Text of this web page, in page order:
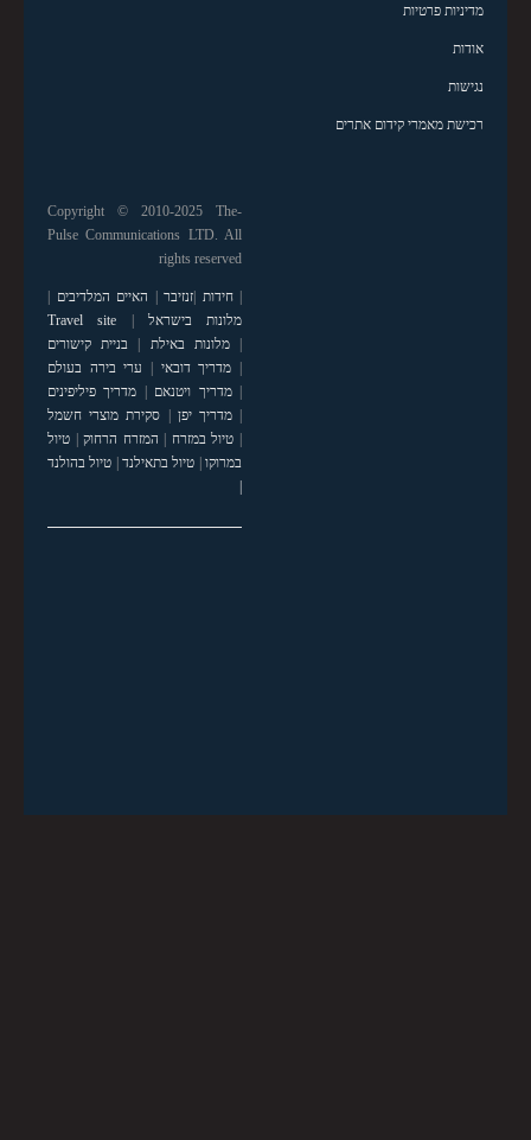
מדיניות פרטיות
אודות
נגישות
רכישת מאמרי קידום אתרים
Copyright © 2010-2025 The-
Pulse Communications LTD. All
rights reserved
|חידות |זנזיבר | האיים המלדיבים |
מלונות בישראל |
Travel site
|מלונות באילת | בניית קישורים
| מדריך דובאי | ערי בירה בעולם
|מדריך ויטנאם | מדריך פיליפינים
|מדריך יפן | סקירת מוצרי חשמל
| טיול במזרח | המזרח הרחוק| טיול
במרוקו| טיול בתאילנד| טיול בהולנד
|